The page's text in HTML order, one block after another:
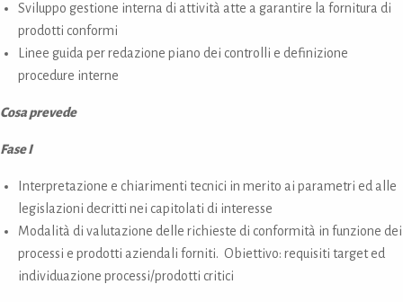
Sviluppo gestione interna di attività atte a garantire la fornitura di
prodotti conformi
Linee guida per redazione piano dei controlli e definizione
procedure interne
Cosa prevede
Fase I
Interpretazione e chiarimenti tecnici in merito ai parametri ed alle
legislazioni decritti nei capitolati di interesse
Modalità di valutazione delle richieste di conformità in funzione dei
processi e prodotti aziendali forniti. Obiettivo: requisiti target ed
individuazione processi/prodotti critici